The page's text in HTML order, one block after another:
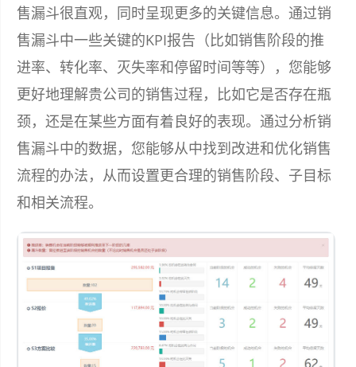
售漏斗很直观，同时呈现更多的关键信息。通过销
售漏斗中一些关键的KPI报告（比如销售阶段的推
进率、转化率、灭失率和停留时间等等），您能够
更好地理解贵公司的销售过程，比如它是否存在瓶
颈，还是在某些方面有着良好的表现。通过分析销
售漏斗中的数据，您能够从中找到改进和优化销售
流程的办法，从而设置更合理的销售阶段、子目标
和相关流程。